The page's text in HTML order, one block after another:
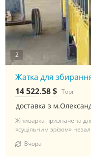
2
Жатка для
доставка з
14 522.58 $ Торг
Жниварка призначена
«суцільним зрізом»
Вчора